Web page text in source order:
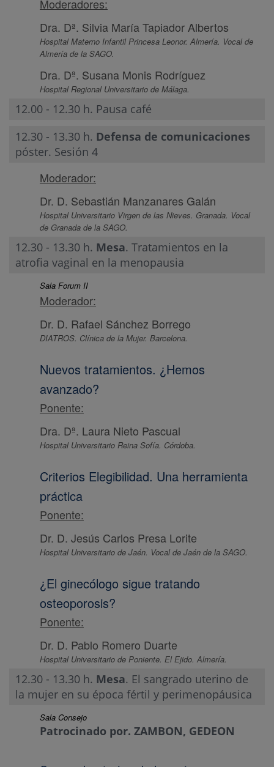
Moderadores:
Dra. Dª. Silvia María Tapiador Albertos
Hospital Materno Infantil Princesa Leonor. Almería. Vocal de
Almería de la SAGO.
Dra. Dª. Susana Monis Rodríguez
Hospital Regional Universitario de Málaga.
12.00 - 12.30 h. Pausa café
12.30 - 13.30 h. Defensa de comunicaciones
póster. Sesión 4
Moderador:
Dr. D. Sebastián Manzanares Galán
Hospital Universitario Virgen de las Nieves. Granada. Vocal
de Granada de la SAGO.
12.30 - 13.30 h. Mesa. Tratamientos en la
atrofia vaginal en la menopausia
Sala Forum II
Moderador:
Dr. D. Rafael Sánchez Borrego
DIATROS. Clínica de la Mujer. Barcelona.
Nuevos tratamientos. ¿Hemos
avanzado?
Ponente:
Dra. Dª. Laura Nieto Pascual
Hospital Universitario Reina Sofía. Córdoba.
Criterios Elegibilidad. Una herramienta
práctica
Ponente:
Dr. D. Jesús Carlos Presa Lorite
Hospital Universitario de Jaén. Vocal de Jaén de la SAGO.
¿El ginecólogo sigue tratando
osteoporosis?
Ponente:
Dr. D. Pablo Romero Duarte
Hospital Universitario de Poniente. El Ejido. Almería.
12.30 - 13.30 h. Mesa. El sangrado uterino de
la mujer en su época fértil y perimenopáusica
Sala Consejo
Patrocinado por. ZAMBON, GEDEON